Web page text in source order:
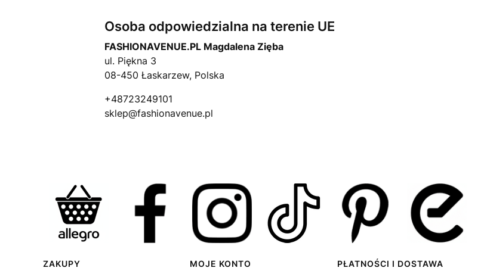
Osoba odpowiedzialna na terenie UE
FASHIONAVENUE.PL Magdalena Zięba
ul. Piękna 3
08-450 Łaskarzew, Polska
+48723249101
sklep@fashionavenue.pl
Linki w stopce
ZAKUPY MOJE KONTO PŁATNOŚCI I DOSTAWA